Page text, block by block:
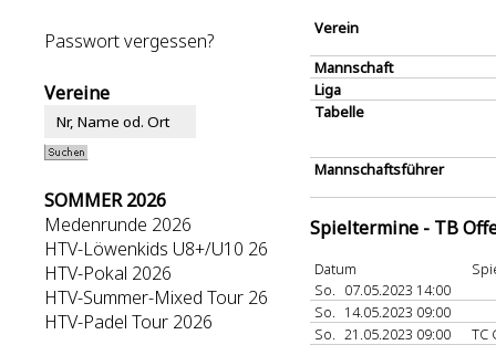
Passwort vergessen?
Vereine
SOMMER 2026
Medenrunde 2026
HTV-Löwenkids U8+/U10 26
HTV-Pokal 2026
HTV-Summer-Mixed Tour 26
HTV-Padel Tour 2026
Verein
Mannschaft
Liga
Tabelle
Mannschaftsführer
Spieltermine - TB
Datum
So. 07.05.2023 14:00
So. 14.05.2023 09:00
So. 21.05.2023 09:00
TC